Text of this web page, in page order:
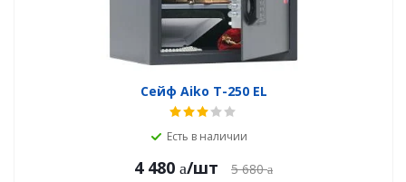
Сейф Aiko T-250 EL
Есть в наличии
4 480 /шт 5 680